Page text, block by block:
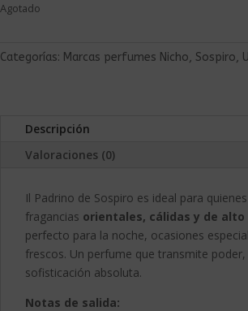
Agotado
Categorías: Marcas perfumes Nicho, Sospiro,
Descripción
Valoraciones (0)
Il Padrino de Sospiro es ideal para
fragancias orientales, cálidas y de
perfecto para la noche, ocasiones
frescos. Un perfume que transmite poder,
sofisticación absoluta.
Notas de salida: